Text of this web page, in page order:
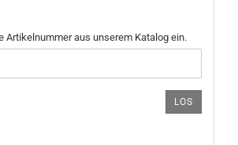
Artikelnummer aus unserem Katalog ein.
LOS